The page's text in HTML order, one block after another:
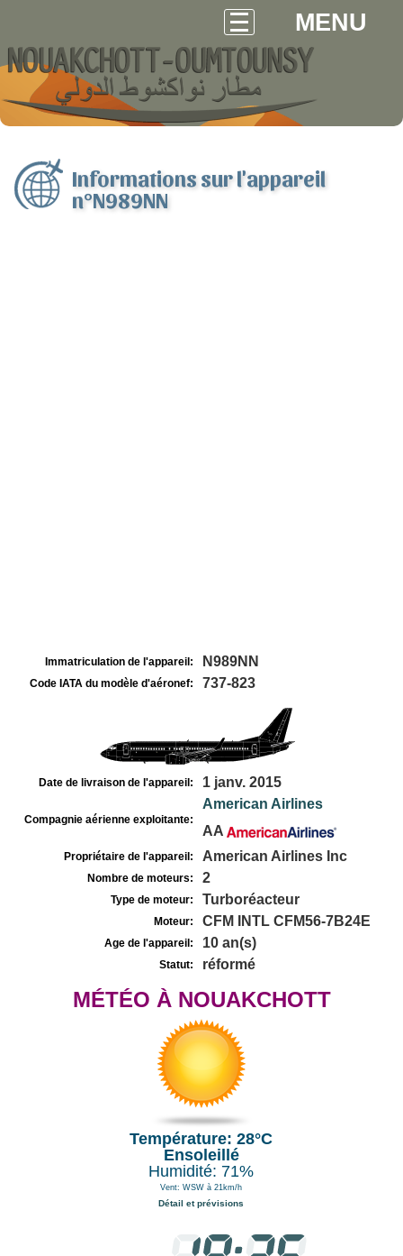
MENU
Informations sur l'appareil
n°N989NN
Immatriculation de l'appareil: N989NN
Code IATA du modèle d'aéronef: 737-823
Date de livraison de l'appareil: 1 janv. 2015
Compagnie aérienne exploitante:
American Airlines
AA
Propriétaire de l'appareil: American Airlines Inc
Nombre de moteurs: 2
Type de moteur: Turboréacteur
Moteur: CFM INTL CFM56-7B24E
Age de l'appareil: 10 an(s)
Statut: réformé
MÉTÉO À NOUAKCHOTT
Température: 28°C
Ensoleillé
Humidité: 71%
Vent: WSW à 21km/h
Détail et prévisions